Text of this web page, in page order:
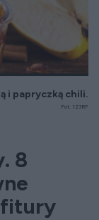
i papryczką chili.
Fot. 123RF
8